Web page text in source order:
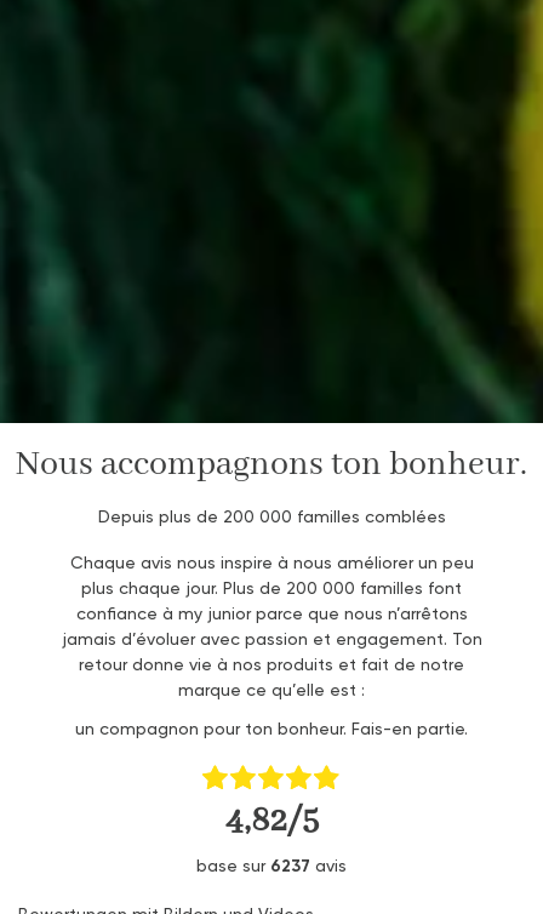
Nous accompagnons ton bonheur.
Depuis plus de 200 000 familles comblées
Chaque avis nous inspire à nous améliorer un peu
plus chaque jour. Plus de 200 000 familles font
confiance à my junior parce que nous n’arrêtons
jamais d’évoluer avec passion et engagement. Ton
retour donne vie à nos produits et fait de notre
marque ce qu’elle est :
un compagnon pour ton bonheur. Fais-en partie.
4,82/5
base sur 6237 avis